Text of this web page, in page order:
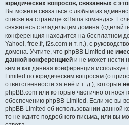
юридических вопросов, связанных с
Вы можете связаться с любым из
списке на странице «Наша команда».
свяжитесь с владельцем домена
конференция находится на бесплатном
Yahoo!, free.fr, f2s.com и т. п.), с
домена. Учтите, что phpBB Limited не
данной конференцией и не может нести
кем и как данная конференция
Limited по юридическим вопросам (о
ответственности за неё и т. д.), которые
phpBB.com или которые частично
обеспечению phpBB Limited. Если же вы
phpBB Limited об использовании данной
то не ждите подробного письма, или вы